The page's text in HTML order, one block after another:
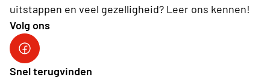
uitstappen en veel gezelligheid? Leer ons kennen!
Volg ons
Facebook
Snel terugvinden